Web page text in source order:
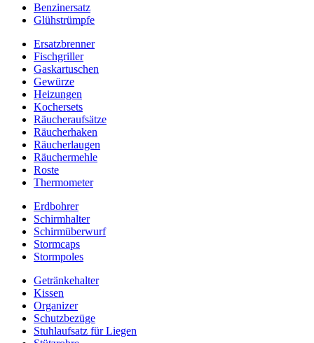
Benzinersatz
Glühstrümpfe
Ersatzbrenner
Fischgriller
Gaskartuschen
Gewürze
Heizungen
Kochersets
Räucheraufsätze
Räucherhaken
Räucherlaugen
Räuchermehle
Roste
Thermometer
Erdbohrer
Schirmhalter
Schirmüberwurf
Stormcaps
Stormpoles
Getränkehalter
Kissen
Organizer
Schutzbezüge
Stuhlaufsatz für Liegen